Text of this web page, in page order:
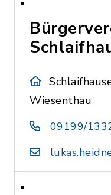
Wiesenthau
09199/